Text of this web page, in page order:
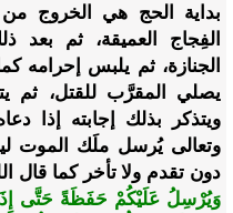
بداية الحج هي الخروج
الفِجاج العميقة، ثم
الجنازة، ثم يلبس إحرامه
يصلي المقرَّب للقتل، ثم
ويتذكر بذلك إجابته إذا
وتعالى يُرسل ملَك الموت
دون تقدم ولا تأخر كما قال
وَيُرْسِلُ عَلَيْكُمْ حَفَظَةً حَتَّى